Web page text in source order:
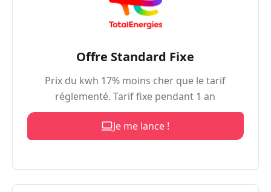
Offre Standard Fixe
Prix du kwh 17% moins cher que le tarif
réglementé. Tarif fixe pendant 1 an
Je me lance !